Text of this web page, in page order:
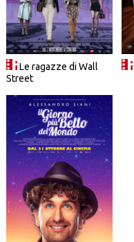
Le ragazze di Wall
Street